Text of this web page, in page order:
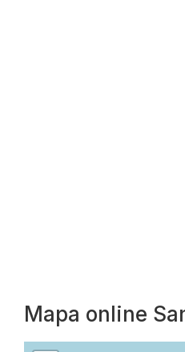
Mapa online